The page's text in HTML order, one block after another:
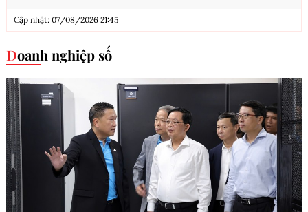
Cập nhật: 07/08/2026 21:45
Doanh nghiệp số